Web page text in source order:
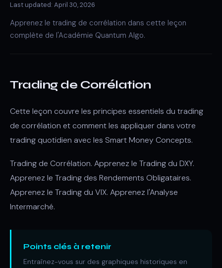
Last updated: April 30, 2026
Apprenez le trading de corrélation dans cette leçon
complète de l'Académie Quantum Algo.
Trading de Corrélation
Cette leçon couvre les principes essentiels du trading
de corrélation et comment les appliquer dans votre
trading quotidien avec les Smart Money Concepts.
Trading de Corrélation. Apprenez le Trading du DXY.
Apprenez le Trading des Rendements Obligataires.
Apprenez le Trading du VIX. Apprenez l'Analyse
Intermarché.
Points clés à retenir
Entraînez-vous sur des graphiques historiques en